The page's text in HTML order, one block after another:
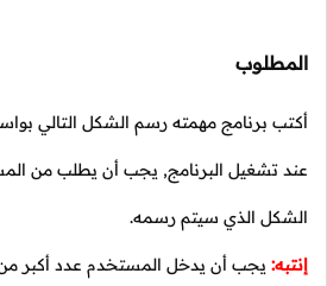
المطلوب
أكتب برنامج مهمته رسم الشكل التالي
عند تشغيل البرنامج, يجب أن يطلب من
الشكل الذي سيتم رسمه.
إنتبه: يجب أن يدخل المستخدم عدد أكبر